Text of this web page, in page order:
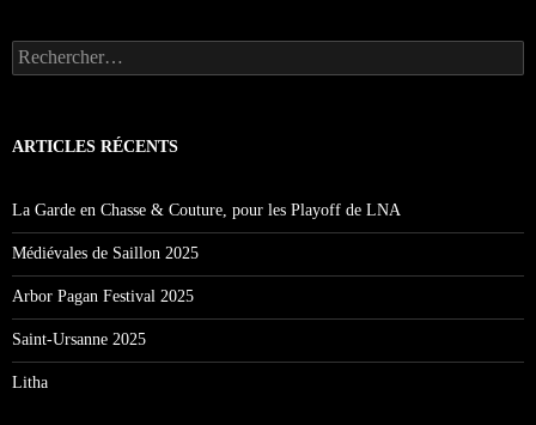
Rechercher :
ARTICLES RÉCENTS
La Garde en Chasse & Couture, pour les Playoff de LNA
Médiévales de Saillon 2025
Arbor Pagan Festival 2025
Saint-Ursanne 2025
Litha